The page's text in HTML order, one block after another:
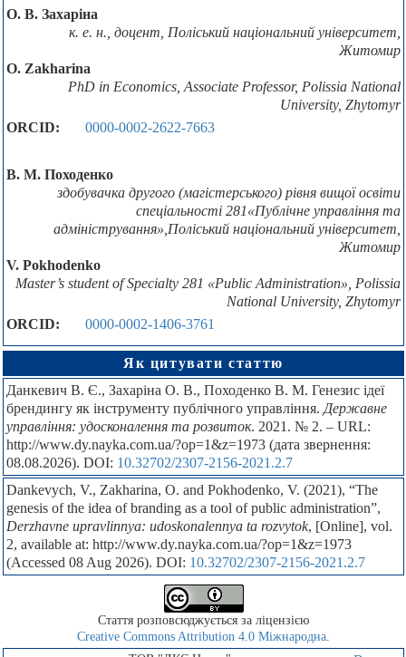
О. В. Захаріна
к. е. н., доцент, Поліський національний університет,
Житомир
O. Zakharina
PhD in Economics, Associate Professor, Polissia National
University, Zhytomyr
ORCID:
0000-0002-2622-7663
В. М. Походенко
здобувачка другого (магістерського) рівня вищої освіти
спеціальності 281«Публічне управління та
адміністрування»,Поліський національний університет,
Житомир
V. Pokhodenko
Master’s student of Specialty 281 «Public Administration», Polissia
National University, Zhytomyr
ORCID:
0000-0002-1406-3761
Як цитувати статтю
Данкевич В. Є., Захаріна О. В., Походенко В. М. Генезис ідеї
брендингу як інструменту публічного управління. Державне
управління: удосконалення та розвиток. 2021. № 2. – URL:
http://www.dy.nayka.com.ua/?op=1&z=1973 (дата звернення:
08.08.2026). DOI: 10.32702/2307-2156-2021.2.7
Dankevych, V., Zakharina, O. and Pokhodenko, V. (2021), “The
genesis of the idea of branding as a tool of public administration”,
Derzhavne upravlinnya: udoskonalennya ta rozvytok, [Online], vol.
2, available at: http://www.dy.nayka.com.ua/?op=1&z=1973
(Accessed 08 Aug 2026). DOI: 10.32702/2307-2156-2021.2.7
Стаття розповсюджується за ліцензією
Creative Commons Attribution 4.0 Міжнародна.